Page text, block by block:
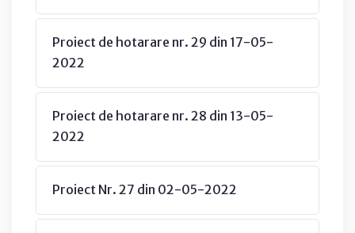
Proiect de hotarare nr. 29 din 17-05-
2022
Proiect de hotarare nr. 28 din 13-05-
2022
Proiect Nr. 27 din 02-05-2022